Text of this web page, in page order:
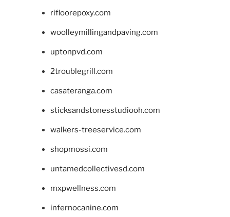
rifloorepoxy.com
woolleymillingandpaving.com
uptonpvd.com
2troublegrill.com
casateranga.com
sticksandstonesstudiooh.com
walkers-treeservice.com
shopmossi.com
untamedcollectivesd.com
mxpwellness.com
infernocanine.com